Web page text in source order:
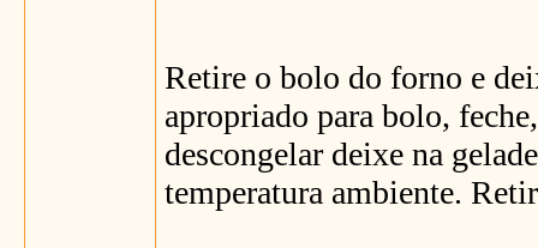
Retire o bolo do forno e
apropriado para bolo,
descongelar deixe na
temperatura ambiente.